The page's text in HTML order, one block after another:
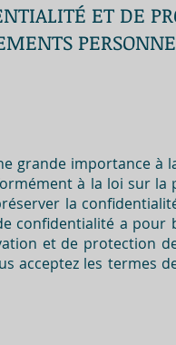
ET DE
grande importance
à la loi sur
la
confidentialité a
et de protection
acceptez les termes